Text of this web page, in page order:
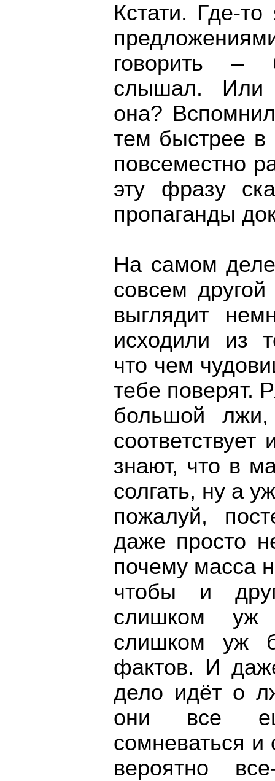
Кстати. Где-
говорить –
слышал. Или
она?
тем быстрее в
повсеместно
эту фразу
пропаганды
На самом
совсем
выглядит
исходили из
что чем
тебе поверят.
большой
знают, что в
солгать, ну а
пожалуй,
даже просто
почему масса
чтобы и
слишком уж
слишком уж
фактов. И
дело идёт о
они все
сомневаться и
вероятно